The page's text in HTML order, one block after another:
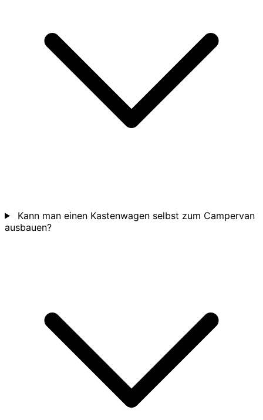
Kann man einen Kastenwagen selbst zum Campervan
ausbauen?